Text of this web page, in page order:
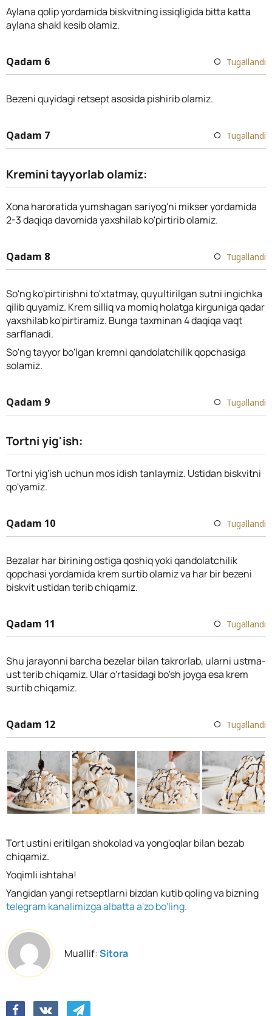
Aylana qolip yordamida biskvitning issiqligida bitta katta
aylana shakl kesib olamiz.
Qadam 6 Tugallandi
Bezeni quyidagi retsept asosida pishirib olamiz.
Qadam 7 Tugallandi
Kremini tayyorlab olamiz:
Xona haroratida yumshagan sariyog'ni mikser yordamida
2-3 daqiqa davomida yaxshilab ko'pirtirib olamiz.
Qadam 8 Tugallandi
So'ng ko'pirtirishni to'xtatmay, quyultirilgan sutni ingichka
qilib quyamiz. Krem silliq va momiq holatga kirguniga qadar
yaxshilab ko'pirtiramiz. Bunga taxminan 4 daqiqa vaqt
sarflanadi.
So'ng tayyor bo'lgan kremni qandolatchilik qopchasiga
solamiz.
Qadam 9 Tugallandi
Tortni yig'ish:
Tortni yig'ish uchun mos idish tanlaymiz. Ustidan biskvitni
qo'yamiz.
Qadam 10 Tugallandi
Bezalar har birining ostiga qoshiq yoki qandolatchilik
qopchasi yordamida krem surtib olamiz va har bir bezeni
biskvit ustidan terib chiqamiz.
Qadam 11 Tugallandi
Shu jarayonni barcha bezelar bilan takrorlab, ularni ustma-
ust terib chiqamiz. Ular o'rtasidagi bo'sh joyga esa krem
surtib chiqamiz.
Qadam 12 Tugallandi
Tort ustini eritilgan shokolad va yong'oqlar bilan bezab
chiqamiz.
Yoqimli ishtaha!
Yangidan yangi retseptlarni bizdan kutib qoling va bizning
telegram kanalimizga albatta a'zo bo'ling.
Muallif:Sitora